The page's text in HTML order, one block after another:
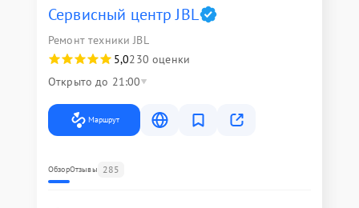
Сервисный центр JBL
Ремонт техники JBL
5,0230 оценки
Открыто до 21:00
Маршрут
ОбзорОтзывы 285